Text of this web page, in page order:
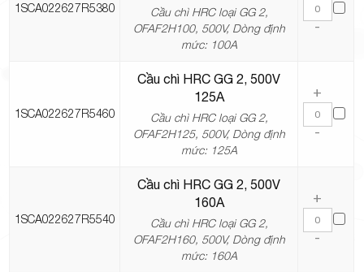
1SCA022627R5380
Cầu chì HRC loại GG 2,
OFAF2H100, 500V, Dòng định
mức: 100A
-
1SCA022627R5460
Cầu chì HRC GG 2, 500V
125A
Cầu chì HRC loại GG 2,
OFAF2H125, 500V, Dòng định
mức: 125A
+
-
1SCA022627R5540
Cầu chì HRC GG 2, 500V
160A
Cầu chì HRC loại GG 2,
OFAF2H160, 500V, Dòng định
mức: 160A
+
-